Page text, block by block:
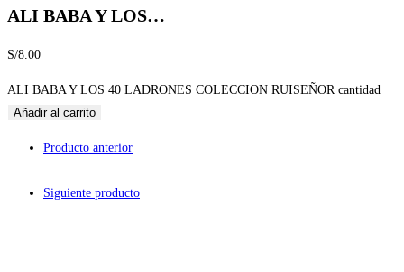
ALI BABA Y LOS…
S/8.00
ALI BABA Y LOS 40 LADRONES COLECCION RUISEÑOR cantidad
Añadir al carrito
Producto anterior
Siguiente producto